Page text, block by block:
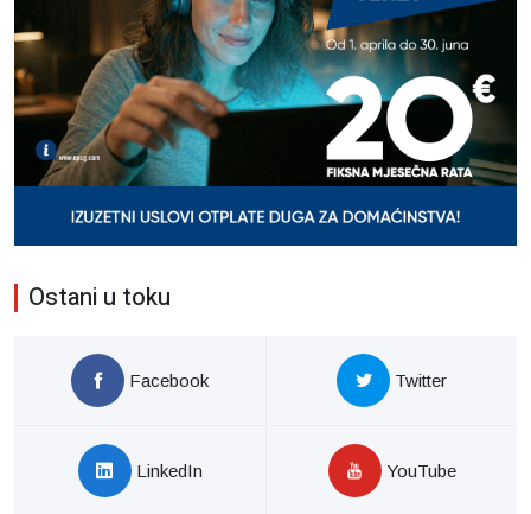
Ostani u toku
Facebook Twitter
LinkedIn YouTube